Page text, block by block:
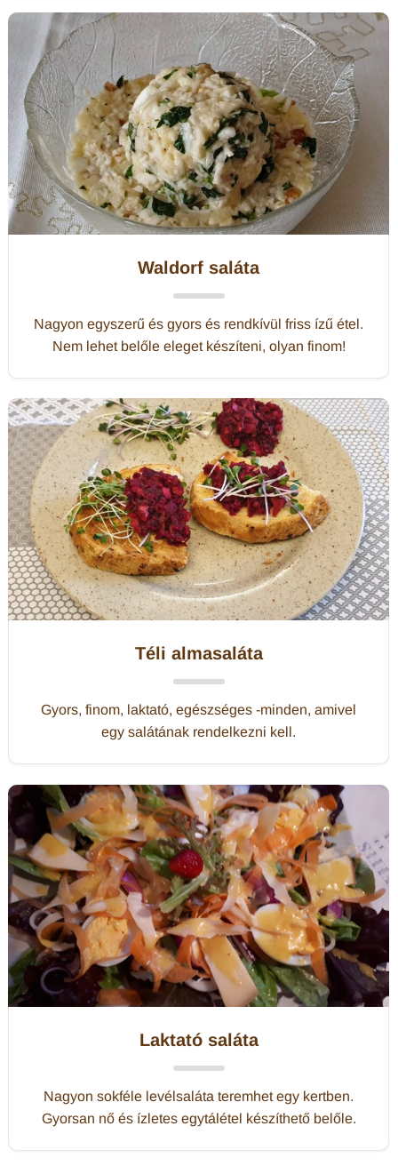
Waldorf saláta
Nagyon egyszerű és gyors és rendkívül friss ízű étel.
Nem lehet belőle eleget készíteni, olyan finom!
Téli almasaláta
Gyors, finom, laktató, egészséges -minden, amivel
egy salátának rendelkezni kell.
Laktató saláta
Nagyon sokféle levélsaláta teremhet egy kertben.
Gyorsan nő és ízletes egytálétel készíthető belőle.